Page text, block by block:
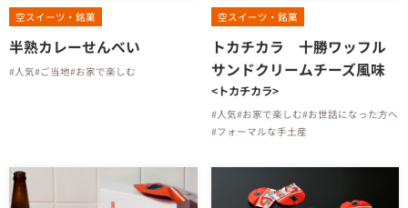
空スイーツ・銘菓
半熟カレーせんべい
#人気#ご当地#お家で楽しむ
空スイーツ・銘菓
トカチカラ 十勝ワッフル
サンドクリームチーズ風味
<トカチカラ>
#人気#お家で楽しむ#お世話になった方へ
#フォーマルな手土産